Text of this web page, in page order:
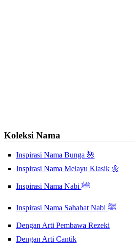
Koleksi Nama
Inspirasi Nama Bunga 🌺
Inspirasi Nama Melayu Klasik 🌼
Inspirasi Nama Nabi ﷺ
Inspirasi Nama Sahabat Nabi ﷺ
Dengan Arti Pembawa Rezeki
Dengan Arti Cantik